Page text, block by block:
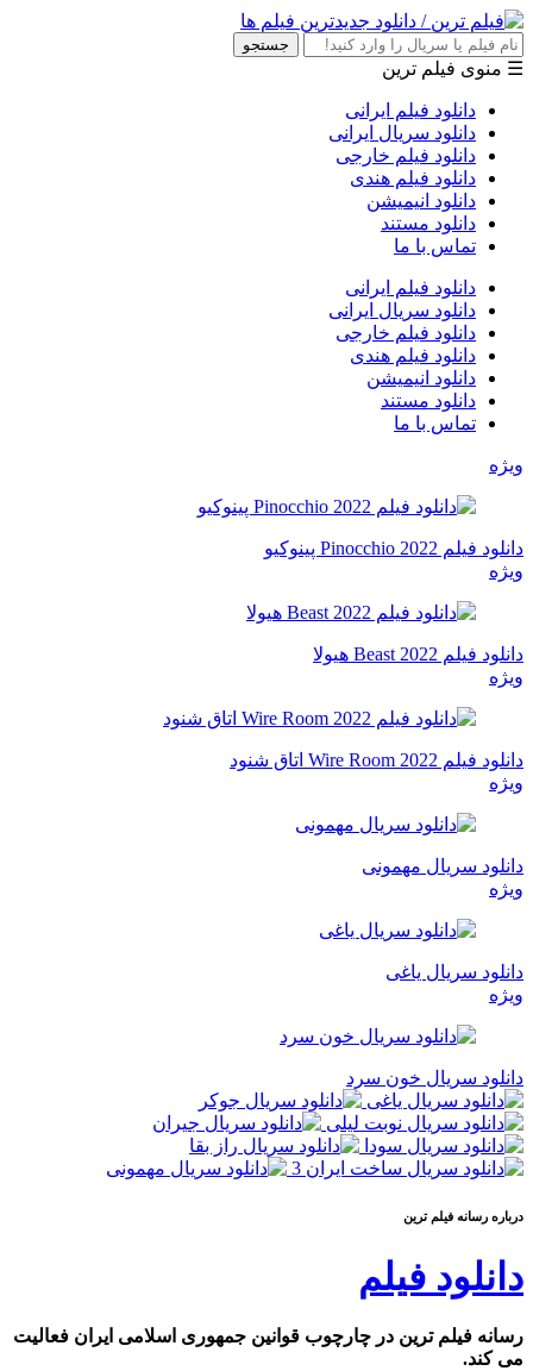
جستجو
☰ منوی فیلم ترین
دانلود فیلم ایرانی
دانلود سریال ایرانی
دانلود فیلم خارجی
دانلود فیلم هندی
دانلود انیمیشن
دانلود مستند
تماس با ما
دانلود فیلم ایرانی
دانلود سریال ایرانی
دانلود فیلم خارجی
دانلود فیلم هندی
دانلود انیمیشن
دانلود مستند
تماس با ما
ویژه
دانلود فیلم Pinocchio 2022 پینوکیو
ویژه
دانلود فیلم Beast 2022 هیولا
ویژه
دانلود فیلم Wire Room 2022 اتاق شنود
ویژه
دانلود سریال مهمونی
ویژه
دانلود سریال یاغی
ویژه
دانلود سریال خون سرد
درباره رسانه فيلم ترين
دانلود فیلم
رسانه فیلم ترین در چارچوب قوانین جمهوری اسلامی ایران فعالیت
می کند.